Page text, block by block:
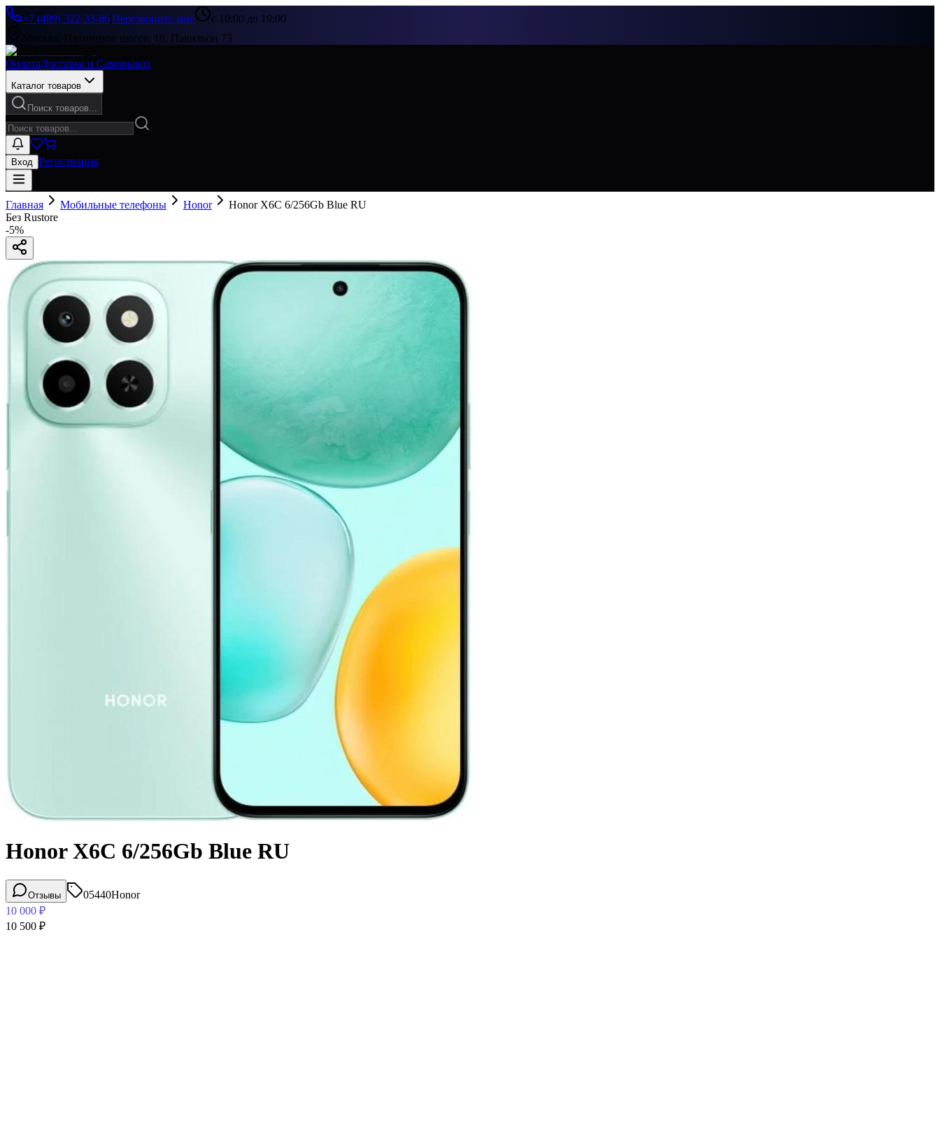
+7 (499) 322-33-86|Перезвоните мне
с 10:00 до 19:00
Москва, Пятницкое шоссе, 18, Павильон 73
ОплатаДоставка и Самовывоз
Каталог товаров
Поиск товаров...
Вход Регистрация
Главная Мобильные телефоны Honor
Honor X6C 6/256Gb Blue RU
Без Rustore
-5%
Honor X6C 6/256Gb Blue RU
Отзывы 05440Honor
10 000 ₽
10 500 ₽